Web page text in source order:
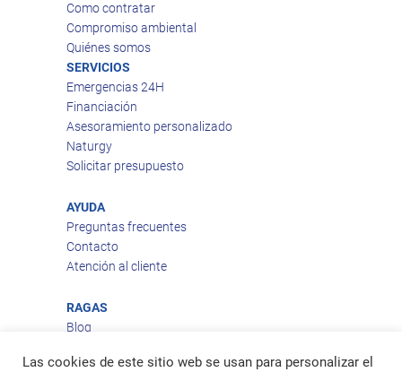
Como contratar
Compromiso ambiental
Quiénes somos
SERVICIOS
Emergencias 24H
Financiación
Asesoramiento personalizado
Naturgy
Solicitar presupuesto
AYUDA
Preguntas frecuentes
Contacto
Atención al cliente
RAGAS
Blog
Política de privacidad
Las cookies de este sitio web se usan para personalizar el